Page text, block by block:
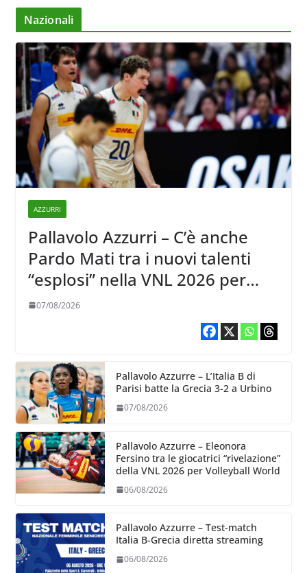
Nazionali
AZZURRI
Pallavolo Azzurri – C’è anche
Pardo Mati tra i nuovi talenti
“esplosi” nella VNL 2026 per
Volleyball World
07/08/2026
Pallavolo Azzurre – L’Italia B di
Parisi batte la Grecia 3-2 a Urbino
07/08/2026
Pallavolo Azzurre – Eleonora
Fersino tra le giocatrici “rivelazione”
della VNL 2026 per Volleyball World
06/08/2026
Pallavolo Azzurre – Test-match
Italia B-Grecia diretta streaming
06/08/2026